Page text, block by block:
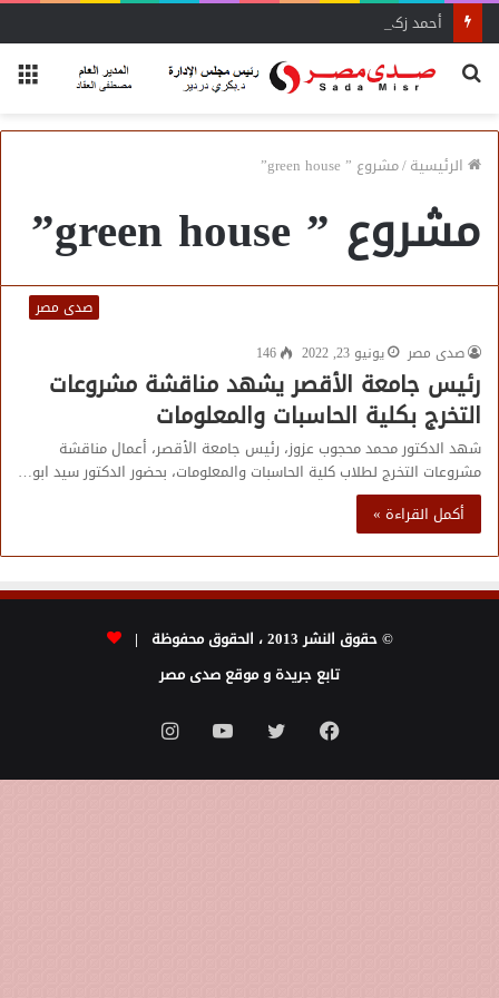
أحمد زكي: مبادرة “مصر تنطلق بالتصدير”
بحث
الرئيسية/مشروع ” green house”
مشروع ” green house”
صدى مصر
صدى مصر
يونيو 23, 2022 146
رئيس جامعة الأقصر يشهد مناقشة مشروعات
التخرج بكلية الحاسبات والمعلومات
شهد الدكتور محمد محجوب عزوز، رئيس جامعة الأقصر، أعمال مناقشة
مشروعات التخرج لطلاب كلية الحاسبات والمعلومات، بحضور الدكتور سيد ابو…
أكمل القراءة »
© حقوق النشر 2013 ، الحقوق محفوظة |
تابع جريدة و موقع صدى مصر
فيسبوك تويتر يوتيوبانستقرام